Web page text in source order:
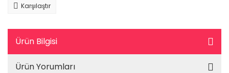
Karşılaştır
Ürün Bilgisi
Ürün Yorumları